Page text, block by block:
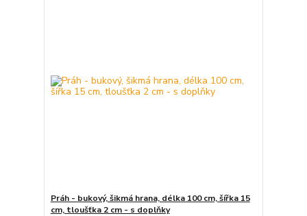
Práh - bukový, šikmá hrana, délka 100 cm, šířka 15
cm, tloušťka 2 cm - s doplňky